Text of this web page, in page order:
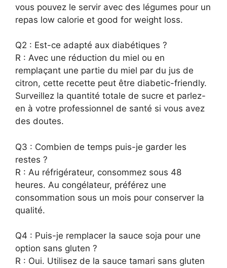
vous pouvez le servir avec des légumes pour un
repas low calorie et good for weight loss.
Q2 : Est-ce adapté aux diabétiques ?
R : Avec une réduction du miel ou en
remplaçant une partie du miel par du jus de
citron, cette recette peut être diabetic-friendly.
Surveillez la quantité totale de sucre et parlez-
en à votre professionnel de santé si vous avez
des doutes.
Q3 : Combien de temps puis-je garder les
restes ?
R : Au réfrigérateur, consommez sous 48
heures. Au congélateur, préférez une
consommation sous un mois pour conserver la
qualité.
Q4 : Puis-je remplacer la sauce soja pour une
option sans gluten ?
R : Oui. Utilisez de la sauce tamari sans gluten